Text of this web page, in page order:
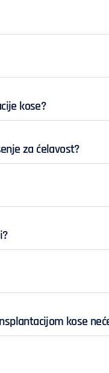
kose?
za ćelavost?
kose